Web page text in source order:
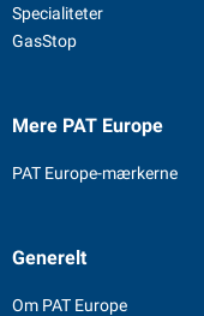
Specialiteter
GasStop
Mere PAT Europe
PAT Europe-mærkerne
Generelt
Om PAT Europe